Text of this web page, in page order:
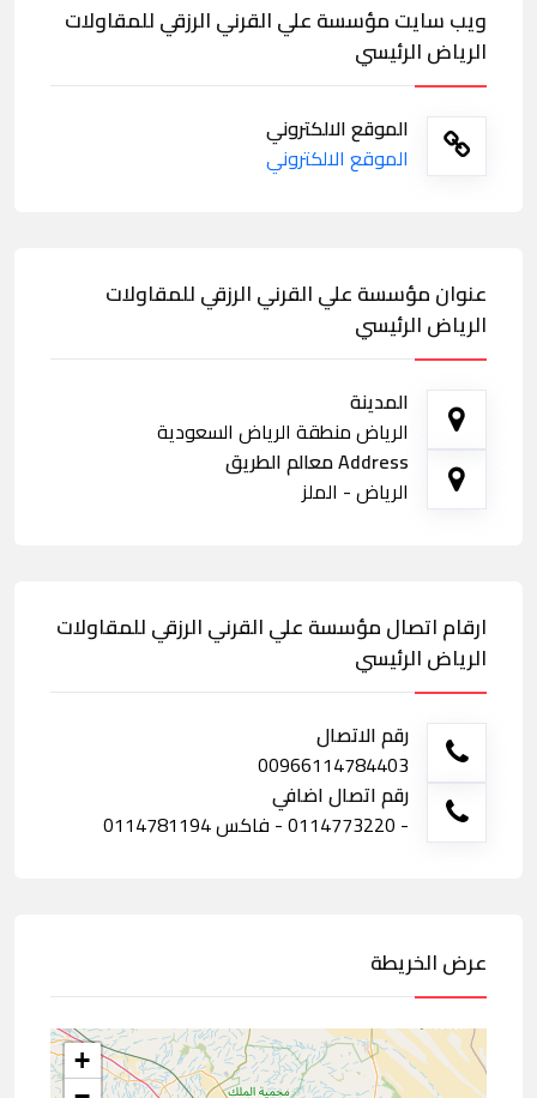
ويب سايت مؤسسة علي القرني الرزقي للمقاولات
الرياض الرئيسي
الموقع الالكتروني
الموقع الالكتروني
عنوان مؤسسة علي القرني الرزقي للمقاولات
الرياض الرئيسي
المدينة
الرياض منطقة الرياض السعودية
Address معالم الطريق
الرياض - الملز
ارقام اتصال مؤسسة علي القرني الرزقي للمقاولات
الرياض الرئيسي
رقم الاتصال
00966114784403
رقم اتصال اضافي
- 0114773220 - فاكس 0114781194
عرض الخريطة
+